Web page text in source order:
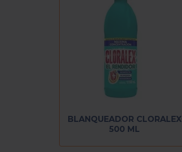
BLANQUEADOR CLORALEX
500 ML